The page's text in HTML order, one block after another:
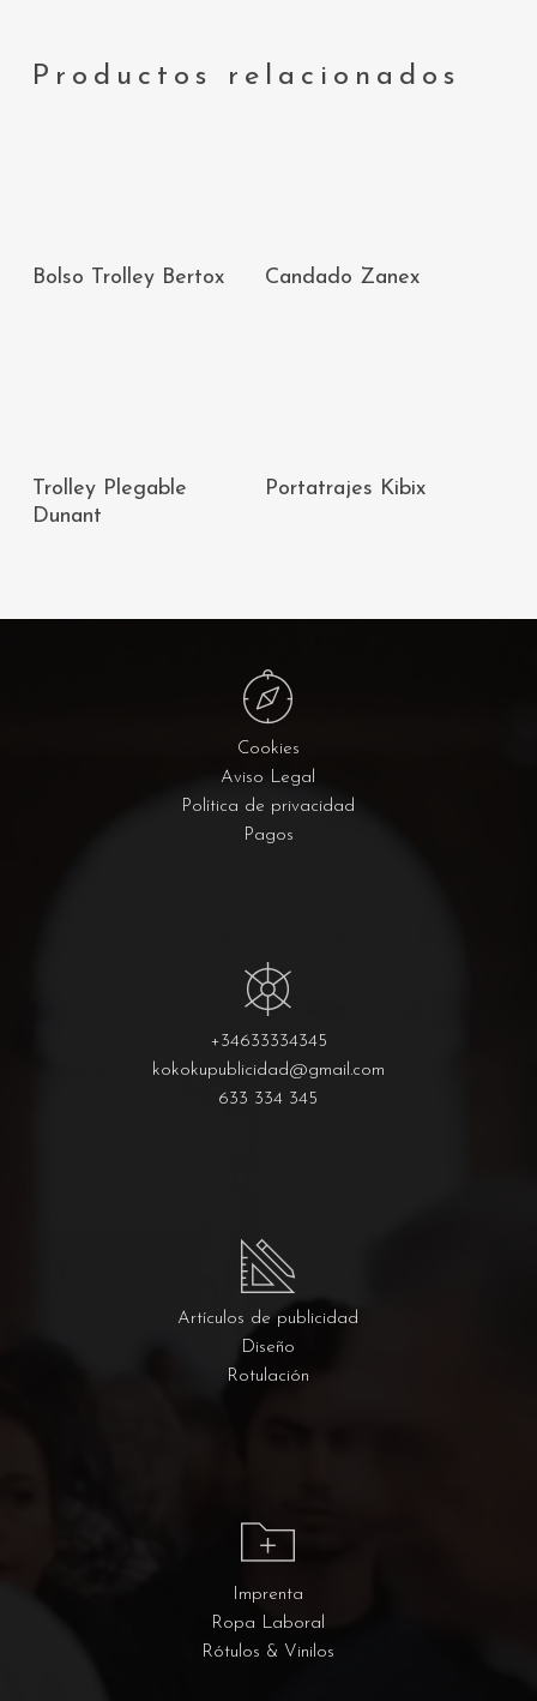
Productos relacionados
AÑADIR AL
Bolso Trolley Bertox
AÑADIR AL
Candado Zanex
AÑADIR AL
CARRITO
Trolley Plegable
Dunant
AÑADIR AL
Portatrajes Kibix
Cookies
Aviso Legal
Política de privacidad
Pagos
+34633334345
kokokupublicidad@gmail.com
633 334 345
Artículos de publicidad
Diseño
Rotulación
Imprenta
Ropa Laboral
Rótulos & Vinilos